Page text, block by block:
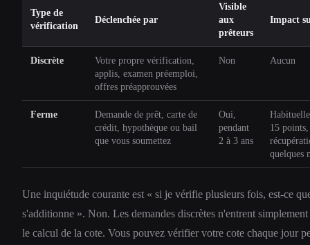
Type de
vérification
Déclenchée par
Visible
aux
prêteurs
Impact
Discrète
Votre propre vérification,
applis, examen préemploi,
offres préapprouvées
Non Aucun
Ferme
Demande de prêt, carte de
crédit, hypothèque ou bail
que vous soumettez
Oui,
pendant
2 à 3 ans
15 points,
quelques
Une inquiétude courante est « si je vérifie plusieurs fois, est-ce
s'additionne ». Non. Les demandes discrètes n'entrent simplement
le calcul de la cote. Vous pouvez vérifier votre cote chaque jour